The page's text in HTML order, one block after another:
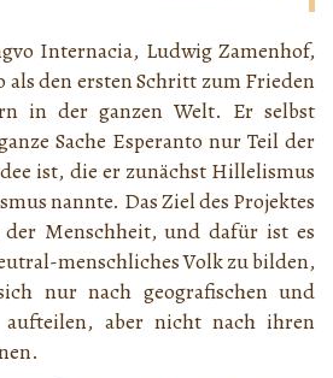
Internacia, Ludwig Zamenhof,
als den ersten Schritt zum Frieden
in der ganzen Welt. Er selbst
Sache Esperanto nur Teil der
ist, die er zunächst Hillelismus
nannte. Das Ziel des Projektes
Menschheit, und dafür ist es
menschliches Volk zu bilden,
nur nach geografischen und
aufteilen, aber nicht nach ihren